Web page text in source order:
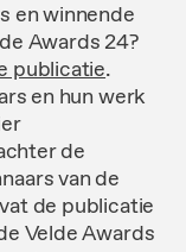
en winnende
Awards 24?
publicatie.
en hun werk
de
van de
de publicatie
Velde Awards